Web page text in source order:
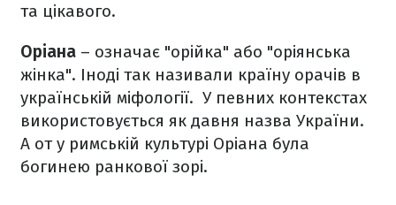
та цікавого.
Оріана – означає "орійка" або "оріянська
жінка". Іноді так називали країну орачів в
українській міфології. У певних контекстах
використовується як давня назва України.
А от у римській культурі Оріана була
богинею ранкової зорі.